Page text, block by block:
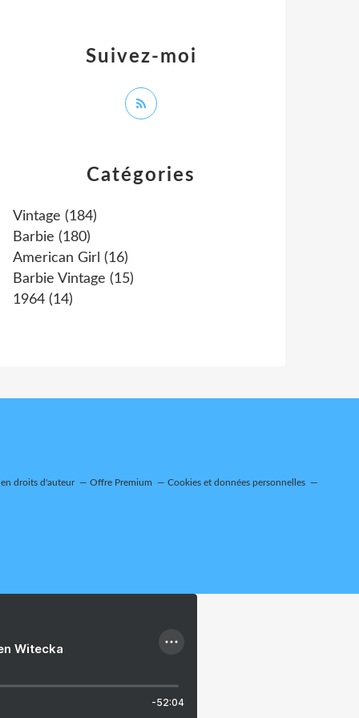
Catégories
Vintage (184)
Barbie (180)
American Girl (16)
Barbie Vintage (15)
1964 (14)
Suivez-moi
droits d'auteur Offre Premium Cookies et données personnelles
Witecka
-52:04